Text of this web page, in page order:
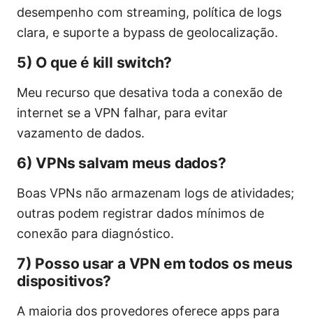
desempenho com streaming, política de logs
clara, e suporte a bypass de geolocalização.
5) O que é kill switch?
Meu recurso que desativa toda a conexão de
internet se a VPN falhar, para evitar
vazamento de dados.
6) VPNs salvam meus dados?
Boas VPNs não armazenam logs de atividades;
outras podem registrar dados mínimos de
conexão para diagnóstico.
7) Posso usar a VPN em todos os meus
dispositivos?
A maioria dos provedores oferece apps para